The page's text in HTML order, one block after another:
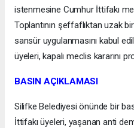
istenmesine Cumhur İttifakı
Toplantının şeffaflıktan uzak
sansür uygulanmasını kabul
üyeleri, kapalı meclis kararını
BASIN AÇIKLAMASI
Silifke Belediyesi önünde bir
İttifakı üyeleri, yaşanan anti